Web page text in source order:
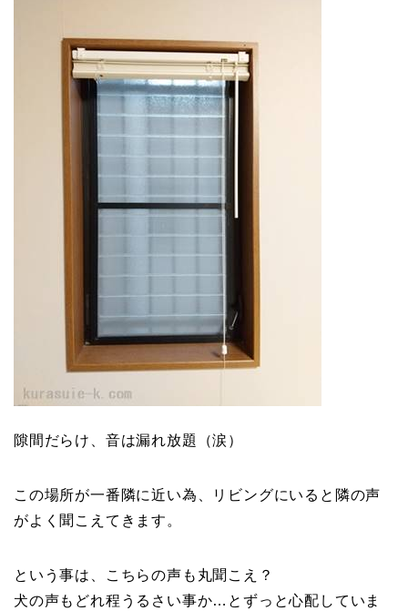
隙間だらけ、音は漏れ放題（涙）
この場所が一番隣に近い為、リビングにいると隣の声
がよく聞こえてきます。
という事は、こちらの声も丸聞こえ？
犬の声もどれ程うるさい事か…とずっと心配していま